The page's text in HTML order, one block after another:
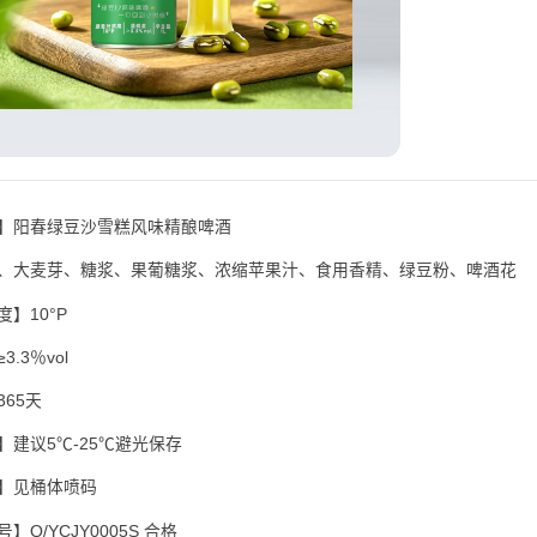
阳春绿豆沙雪糕风味精酿啤酒
大麦芽、糖浆、果葡糖浆、浓缩苹果汁、食用香精、绿豆粉、啤酒花
】10°P
％vol
天
建议5℃-25℃避光保存
见桶体喷码
】Q/YCJY0005S 合格